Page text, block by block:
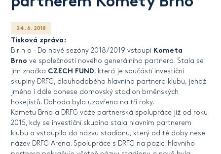
24. 6. 2018
Tisková zpráva:
B r n o – Do nové sezóny 2018/2019 vstoupí Kometa
Brno ve společnosti nového generálního partnera. Stala se
jím značka CZECH FUND, která je součástí investiční
skupiny DRFG, dlouhodobého hlavního partnera klubu, jehož
jméno i dále ponese domovský stadion brněnských
hokejistů. Dohoda byla uzavřena na tři roky.
Kometu Brno a DRFG váže partnerská spolupráce již od roku
2015, kdy se investiční skupina stala hlavním partnerem
klubu a vstoupila do názvu stadionu, který od té doby nese
název DRFG Arena. Spolupráce s DRFG na pozici hlavního